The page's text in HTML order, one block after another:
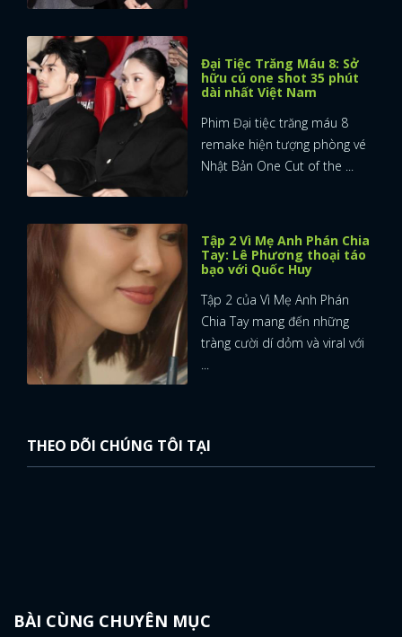
Đại Tiệc Trăng Máu 8: Sở
hữu cú one shot 35 phút
dài nhất Việt Nam
Phim Đại tiệc trăng máu 8
remake hiện tượng phòng vé
Nhật Bản One Cut of the ...
Tập 2 Vì Mẹ Anh Phán Chia
Tay: Lê Phương thoại táo
bạo với Quốc Huy
Tập 2 của Vì Mẹ Anh Phán
Chia Tay mang đến những
tràng cười dí dỏm và viral với
THEO DÕI CHÚNG TÔI TẠI
BÀI CÙNG CHUYÊN MỤC